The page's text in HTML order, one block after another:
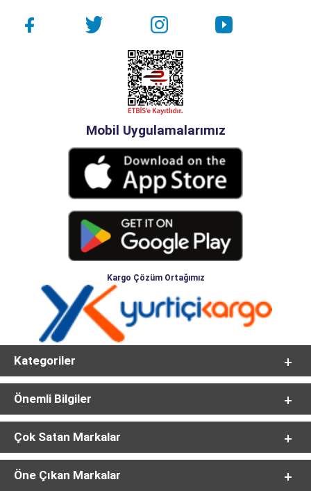
Mobil Uygulamalarımız
Kargo Çözüm Ortağımız
Kategoriler
Önemli Bilgiler
Çok Satan Markalar
Öne Çıkan Markalar